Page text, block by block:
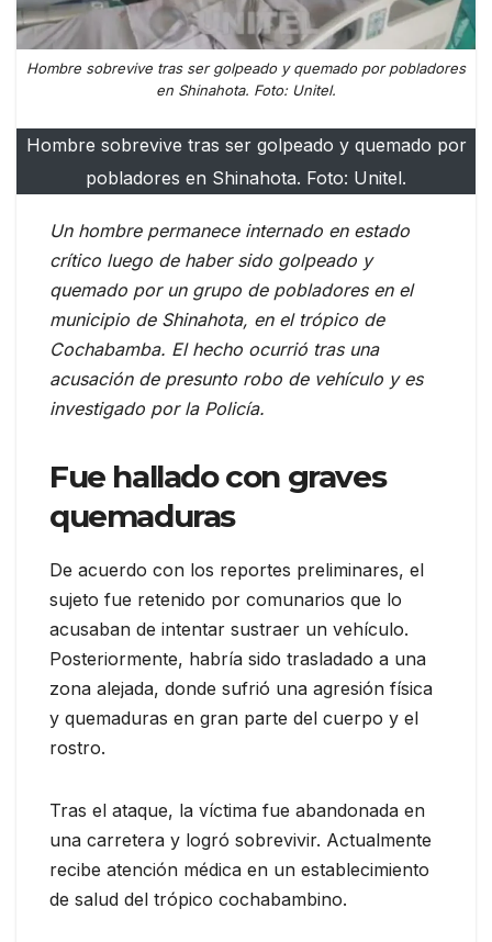
Hombre sobrevive tras ser golpeado y quemado por pobladores
en Shinahota. Foto: Unitel.
Hombre sobrevive tras ser golpeado y quemado por
pobladores en Shinahota. Foto: Unitel.
Un hombre permanece internado en estado
crítico luego de haber sido golpeado y
quemado por un grupo de pobladores en el
municipio de Shinahota, en el trópico de
Cochabamba. El hecho ocurrió tras una
acusación de presunto robo de vehículo y es
investigado por la Policía.
Fue hallado con graves
quemaduras
De acuerdo con los reportes preliminares, el
sujeto fue retenido por comunarios que lo
acusaban de intentar sustraer un vehículo.
Posteriormente, habría sido trasladado a una
zona alejada, donde sufrió una agresión física
y quemaduras en gran parte del cuerpo y el
rostro.
Tras el ataque, la víctima fue abandonada en
una carretera y logró sobrevivir. Actualmente
recibe atención médica en un establecimiento
de salud del trópico cochabambino.